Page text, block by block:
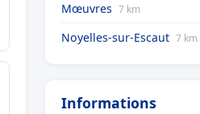
Mœuvres 7 km
Noyelles-sur-Escaut 7 km
Informations